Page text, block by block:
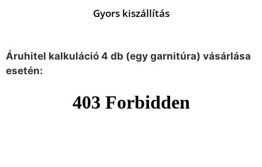
Gyors kiszállítás
Áruhitel kalkuláció 4 db (egy garnitúra) vásárlása
esetén: